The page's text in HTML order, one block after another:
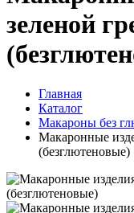
зеленой
Главная
Каталог
Макароны без
Макаронные
(безглютеновые)